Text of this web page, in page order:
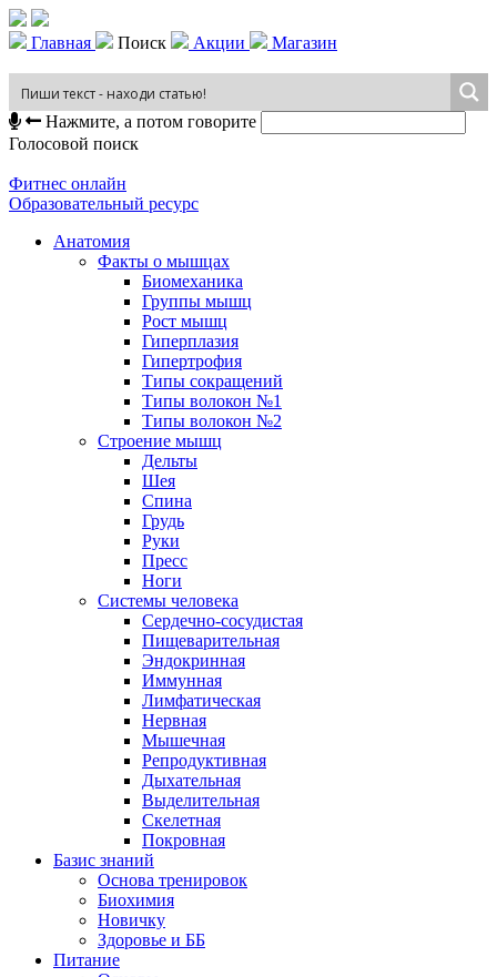
Главная Поиск Акции Магазин
Нажмите, а потом говорите
Голосовой поиск
Фитнес онлайн
Образовательный ресурс
Анатомия
Факты о мышцах
Биомеханика
Группы мышц
Рост мышц
Гиперплазия
Гипертрофия
Типы сокращений
Типы волокон №1
Типы волокон №2
Строение мышц
Дельты
Шея
Спина
Грудь
Руки
Пресс
Ноги
Системы человека
Сердечно-сосудистая
Пищеварительная
Эндокринная
Иммунная
Лимфатическая
Нервная
Мышечная
Репродуктивная
Дыхательная
Выделительная
Скелетная
Покровная
Базис знаний
Основа тренировок
Биохимия
Новичку
Здоровье и ББ
Питание